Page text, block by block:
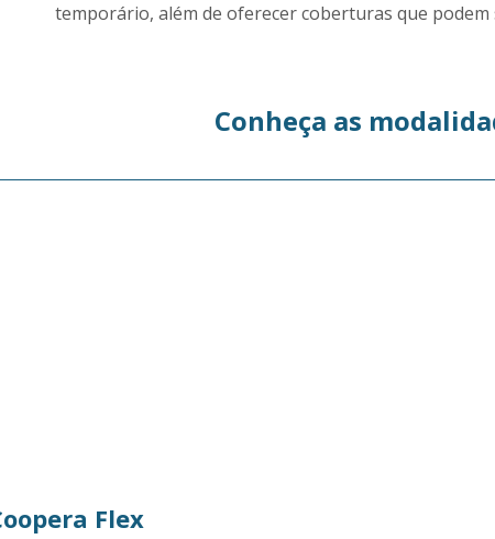
temporário, além de oferecer coberturas que podem
Conheça as
Flex